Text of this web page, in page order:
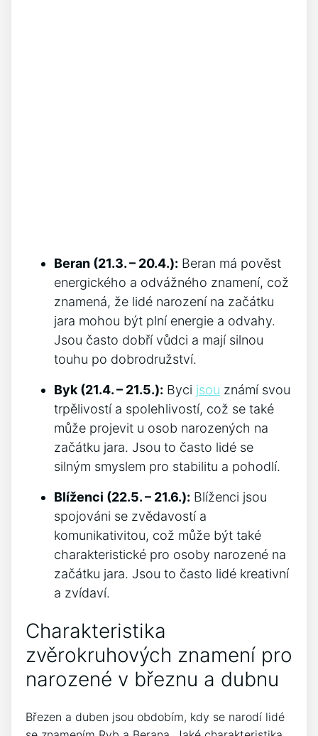
Beran (21.3. – 20.4.): ⁤Beran má ​pověst
energického a⁢ odvážného znamení, což
znamená, že lidé‍ narození na ‍začátku
jara mohou být ⁣plní energie ⁢a odvahy.
Jsou ​často dobří vůdci a mají silnou
touhu po⁣ dobrodružství.
Byk (21.4. – 21.5.): Byci jsou známí svou
​trpělivostí a spolehlivostí, což se také
může projevit u osob narozených na⁢
začátku jara. Jsou to často lidé se
silným smyslem pro stabilitu a pohodlí.
Blíženci (22.5. – ⁢21.6.): Blíženci jsou
spojováni se zvědavostí a
komunikativitou, což může být také⁤
charakteristické pro osoby narozené na
začátku ​jara. Jsou to často lidé kreativní
a zvídaví.
Charakteristika
zvěrokruhových znamení pro
narozené v ⁤březnu a dubnu
Březen a ​duben jsou obdobím, kdy se⁣ narodí lidé